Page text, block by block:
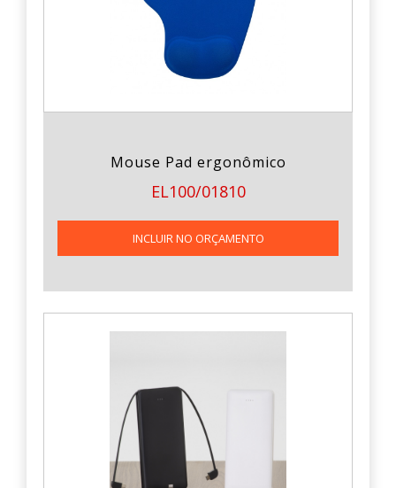
Mouse Pad ergonômico
EL100/01810
INCLUIR NO ORÇAMENTO